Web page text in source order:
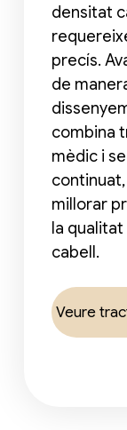
densitat
precís.
de
combina
mèdic i
millorar
la
cabell.
Veure